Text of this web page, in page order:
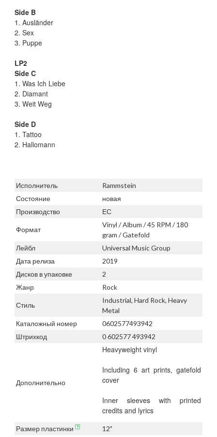
Side B
1. Ausländer
2. Sex
3. Puppe
LP2
Side C
1. Was Ich Liebe
2. Diamant
3. Weit Weg
Side D
1. Tattoo
2. Hallomann
Исполнитель
Rammstein
Состояние
новая
Производство
ЕС
Формат
Vinyl / Album / 45 RPM / 180
gram / Gatefold
Лейбл
Universal Music Group
Дата релиза
2019
Дисков в упаковке
2
Жанр
Rock
Стиль
Industrial, Hard Rock, Heavy
Metal
Каталожный номер
0602577493942
Штрихкод
0 602577 493942
Дополнительно
Heavyweight vinyl
Including 6 art prints, gatefold
cover
Inner sleeves with printed
credits and lyrics
Размер пластинки
12"